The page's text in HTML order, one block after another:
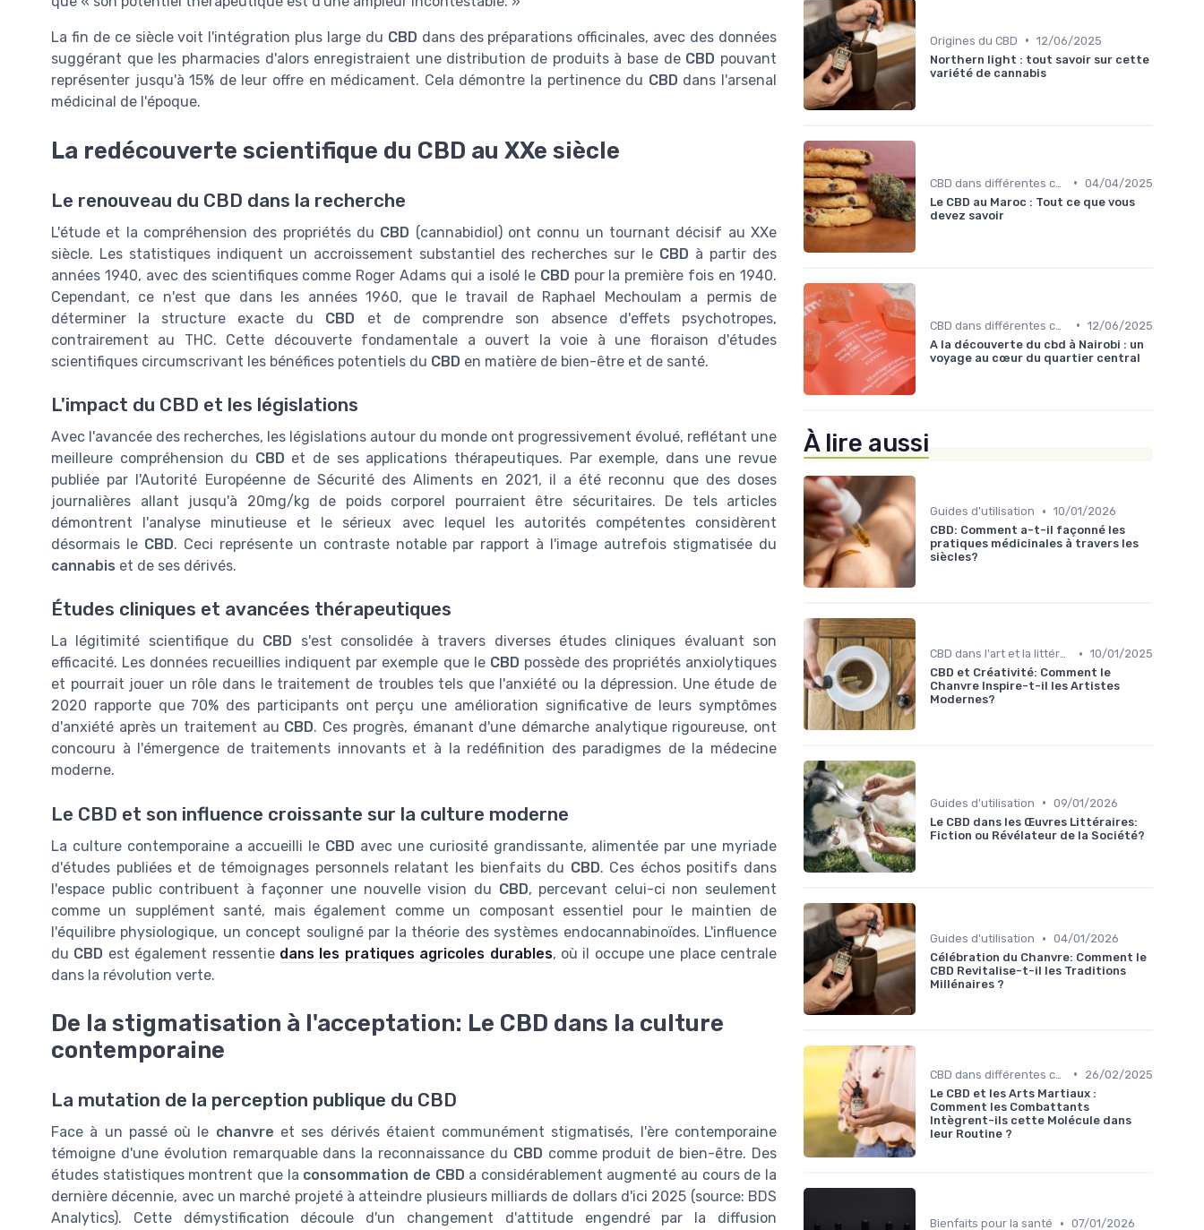
La fin de ce siècle voit l'intégration plus large du CBD dans des préparations officinales, avec des données
suggérant que les pharmacies d'alors enregistraient une distribution de produits à base de CBD pouvant
représenter jusqu'à 15% de leur offre en médicament. Cela démontre la pertinence du CBD dans l'arsenal
médicinal de l'époque.
La redécouverte scientifique du CBD au XXe siècle
Le renouveau du CBD dans la recherche
L'étude et la compréhension des propriétés du CBD (cannabidiol) ont connu un tournant décisif au XXe
siècle. Les statistiques indiquent un accroissement substantiel des recherches sur le CBD à partir des
années 1940, avec des scientifiques comme Roger Adams qui a isolé le CBD pour la première fois en 1940.
Cependant, ce n'est que dans les années 1960, que le travail de Raphael Mechoulam a permis de
déterminer la structure exacte du CBD et de comprendre son absence d'effets psychotropes,
contrairement au THC. Cette découverte fondamentale a ouvert la voie à une floraison d'études
scientifiques circumscrivant les bénéfices potentiels du CBD en matière de bien-être et de santé.
L'impact du CBD et les législations
Avec l'avancée des recherches, les législations autour du monde ont progressivement évolué, reflétant une
meilleure compréhension du CBD et de ses applications thérapeutiques. Par exemple, dans une revue
publiée par l'Autorité Européenne de Sécurité des Aliments en 2021, il a été reconnu que des doses
journalières allant jusqu'à 20mg/kg de poids corporel pourraient être sécuritaires. De tels articles
démontrent l'analyse minutieuse et le sérieux avec lequel les autorités compétentes considèrent
désormais le CBD. Ceci représente un contraste notable par rapport à l'image autrefois stigmatisée du
cannabis et de ses dérivés.
Études cliniques et avancées thérapeutiques
La légitimité scientifique du CBD s'est consolidée à travers diverses études cliniques évaluant son
efficacité. Les données recueillies indiquent par exemple que le CBD possède des propriétés anxiolytiques
et pourrait jouer un rôle dans le traitement de troubles tels que l'anxiété ou la dépression. Une étude de
2020 rapporte que 70% des participants ont perçu une amélioration significative de leurs symptômes
d'anxiété après un traitement au CBD. Ces progrès, émanant d'une démarche analytique rigoureuse, ont
concouru à l'émergence de traitements innovants et à la redéfinition des paradigmes de la médecine
moderne.
Le CBD et son influence croissante sur la culture moderne
La culture contemporaine a accueilli le CBD avec une curiosité grandissante, alimentée par une myriade
d'études publiées et de témoignages personnels relatant les bienfaits du CBD. Ces échos positifs dans
l'espace public contribuent à façonner une nouvelle vision du CBD, percevant celui-ci non seulement
comme un supplément santé, mais également comme un composant essentiel pour le maintien de
l'équilibre physiologique, un concept souligné par la théorie des systèmes endocannabinoïdes. L'influence
du CBD est également ressentie dans les pratiques agricoles durables, où il occupe une place centrale
dans la révolution verte.
De la stigmatisation à l'acceptation: Le CBD dans la culture
contemporaine
La mutation de la perception publique du CBD
Face à un passé où le chanvre et ses dérivés étaient communément stigmatisés, l'ère contemporaine
témoigne d'une évolution remarquable dans la reconnaissance du CBD comme produit de bien-être. Des
études statistiques montrent que la consommation de CBD a considérablement augmenté au cours de la
dernière décennie, avec un marché projeté à atteindre plusieurs milliards de dollars d'ici 2025 (source: BDS
Analytics). Cette démystification découle d'un changement d'attitude engendré par la diffusion
Origines du CBD • 12/06/2025
Northern light : tout savoir sur cette
variété de cannabis
• 04/04/2025
Le CBD au Maroc : Tout ce que vous
devez savoir
• 12/06/2025
A la découverte du cbd à Nairobi : un
voyage au cœur du quartier central
À lire aussi
Guides d'utilisation • 10/01/2026
CBD: Comment a-t-il façonné les
pratiques médicinales à travers les
siècles?
CBD dans l'art et la littérature • 10/01/2025
CBD et Créativité: Comment le
Chanvre Inspire-t-il les Artistes
Modernes?
Guides d'utilisation • 09/01/2026
Le CBD dans les Œuvres Littéraires:
Fiction ou Révélateur de la Société?
Guides d'utilisation • 04/01/2026
Célébration du Chanvre: Comment le
CBD Revitalise-t-il les Traditions
Millénaires ?
•
26/02/2025
Le CBD et les Arts Martiaux :
Comment les Combattants
Intègrent-ils cette Molécule dans
leur Routine ?
Bienfaits pour la santé • 07/01/2026